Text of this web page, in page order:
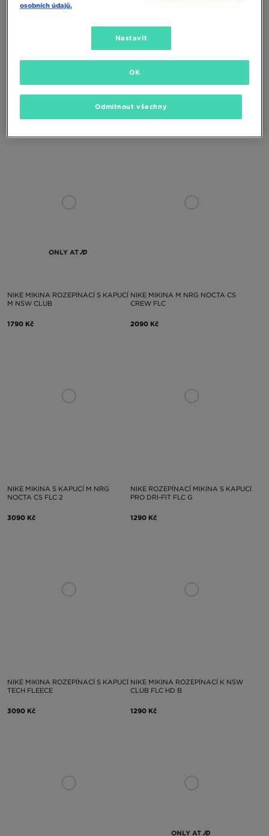
NOCTA
ONLY AT
NIKE MIKINA ROZEPÍNACÍ S KAPUCÍ
M NSW CLUB
1790 Kč
NIKE MIKINA M NRG NOCTA CS
CREW FLC
2090 Kč
NIKE MIKINA S KAPUCÍ M NRG
NOCTA CS FLC 2
3090 Kč
NIKE ROZEPÍNACÍ MIKINA S KAPUCÍ
PRO DRI-FIT FLC G
1290 Kč
NIKE MIKINA ROZEPÍNACÍ S KAPUCÍ
TECH FLEECE
3090 Kč
NIKE MIKINA ROZEPÍNACÍ K NSW
CLUB FLC HD B
1290 Kč
ONLY AT
osobních údajů.
Nastavit
Odmítnout všechny
OK